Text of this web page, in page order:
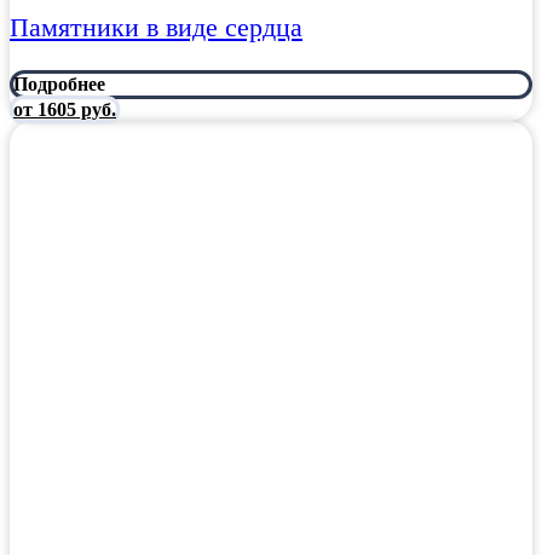
Памятники в виде сердца
Подробнее
от 1605 руб.